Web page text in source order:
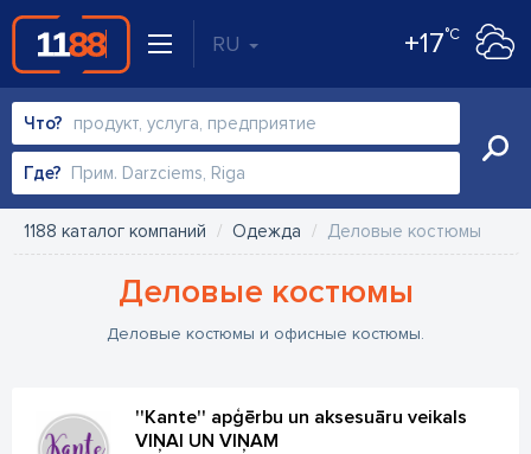
RU +17°C
Что?
Где?
1188 каталог компаний Одежда Деловые костюмы
Деловые костюмы
Деловые костюмы и офисные костюмы.
''Kante'' apģērbu un aksesuāru veikals
VIŅAI UN VIŅAM